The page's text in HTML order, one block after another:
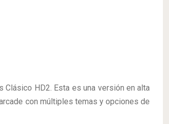
Clásico HD2. Esta es una versión en alta
con múltiples temas y opciones de